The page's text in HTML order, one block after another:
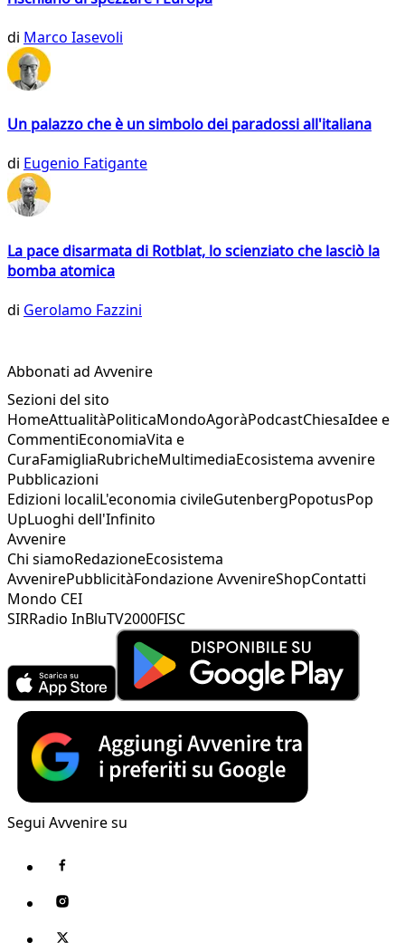
di Marco Iasevoli
Un palazzo che è un simbolo dei paradossi all'italiana
di Eugenio Fatigante
La pace disarmata di Rotblat, lo scienziato che lasciò la
bomba atomica
di Gerolamo Fazzini
Abbonati ad Avvenire
Sezioni del sito
HomeAttualitàPoliticaMondoAgoràPodcastChiesaIdee e
CommentiEconomiaVita e
CuraFamigliaRubricheMultimediaEcosistema avvenire
Pubblicazioni
Edizioni localiL'economia civileGutenbergPopotusPop
UpLuoghi dell'Infinito
Avvenire
Chi siamoRedazioneEcosistema
AvvenirePubblicitàFondazione AvvenireShopContatti
Mondo CEI
SIRRadio InBluTV2000FISC
Segui Avvenire su